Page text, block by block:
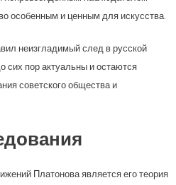
особенным и ценным для искусства.
неизгладимый след в русской
сих пор актуальны и остаются
советского общества и
Платонова является его теория